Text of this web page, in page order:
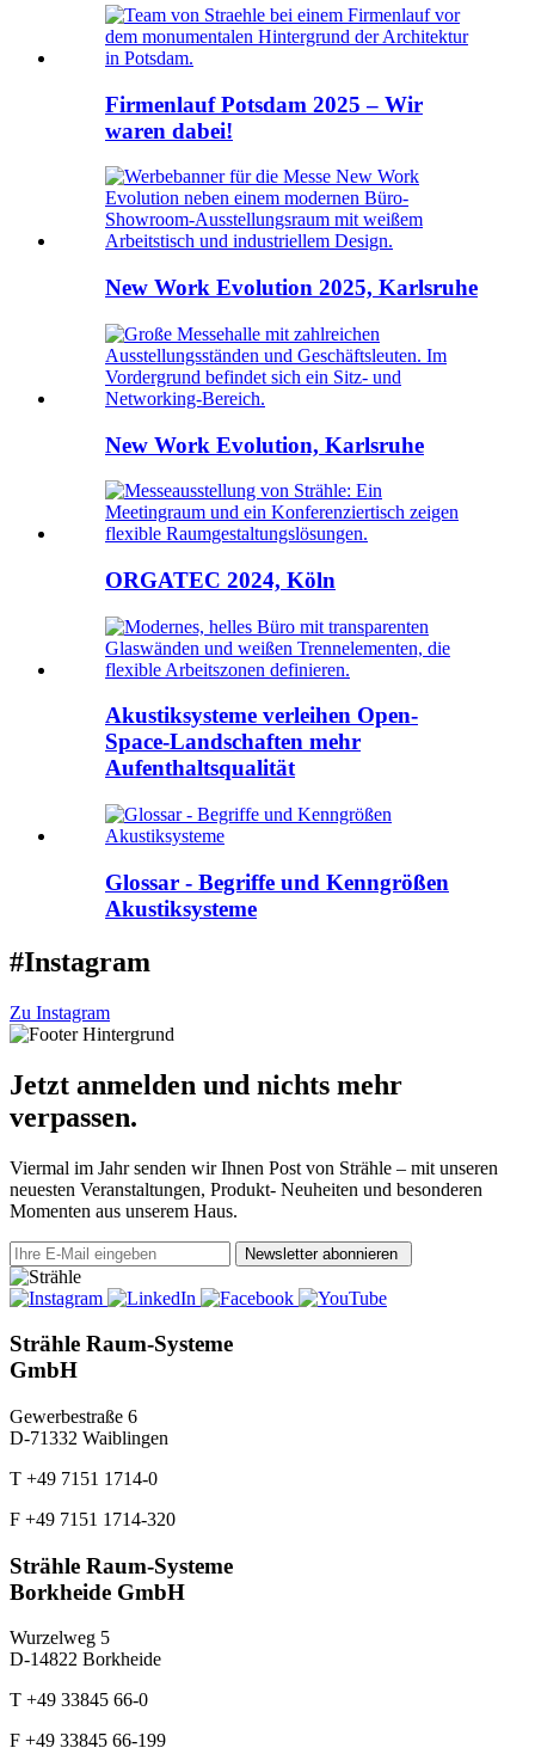
Firmenlauf Potsdam 2025 – Wir
waren dabei!
New Work Evolution 2025, Karlsruhe
New Work Evolution, Karlsruhe
ORGATEC 2024, Köln
Akustiksysteme verleihen Open-
Space-Landschaften mehr
Aufenthaltsqualität
Glossar - Begriffe und Kenngrößen
Akustiksysteme
#Instagram
Zu Instagram
Jetzt anmelden und nichts mehr
verpassen.
Viermal im Jahr senden wir Ihnen Post von Strähle – mit unseren
neuesten Veranstaltungen, Produkt- Neuheiten und besonderen
Momenten aus unserem Haus.
Newsletter abonnieren
Strähle Raum-Systeme
GmbH
Gewerbestraße 6
D-71332 Waiblingen
T +49 7151 1714-0
F +49 7151 1714-320
Strähle Raum-Systeme
Borkheide GmbH
Wurzelweg 5
D-14822 Borkheide
T +49 33845 66-0
F +49 33845 66-199